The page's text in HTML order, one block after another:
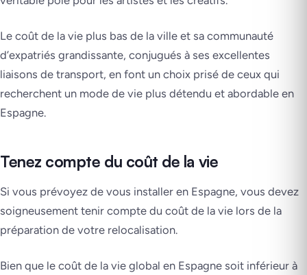
Le coût de la vie plus bas de la ville et sa communauté
d’expatriés grandissante, conjugués à ses excellentes
liaisons de transport, en font un choix prisé de ceux qui
recherchent un mode de vie plus détendu et abordable en
Espagne.
Tenez compte du coût de la vie
Si vous prévoyez de vous installer en Espagne, vous devez
soigneusement tenir compte du coût de la vie lors de la
préparation de votre relocalisation.
Bien que le coût de la vie global en Espagne soit inférieur à